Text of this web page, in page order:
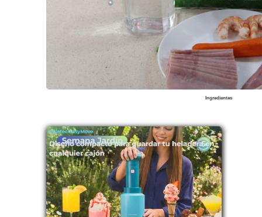
Ingredientes